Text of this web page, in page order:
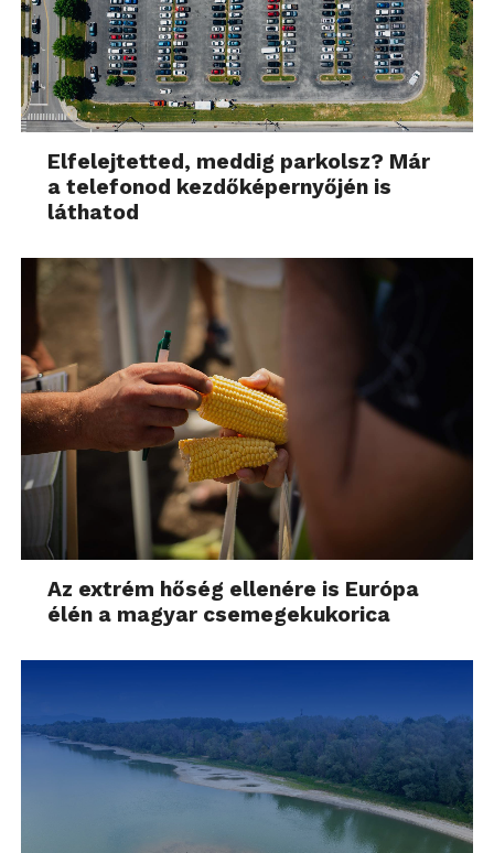
Elfelejtetted, meddig parkolsz? Már
a telefonod kezdőképernyőjén is
láthatod
Az extrém hőség ellenére is Európa
élén a magyar csemegekukorica